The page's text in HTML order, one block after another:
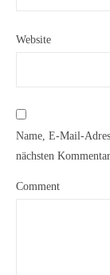
Website
Name, E-Mail-
nächsten
Comment